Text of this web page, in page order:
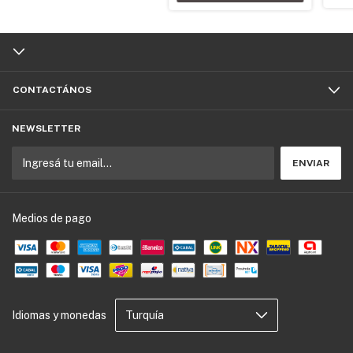
CONTACTÁNOS
NEWSLETTER
Medios de pago
Idiomas y monedas